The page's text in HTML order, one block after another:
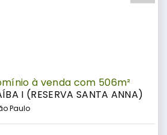
à venda com 506m²
I (RESERVA SANTA ANNA)
Paulo